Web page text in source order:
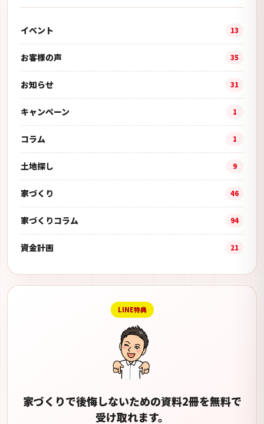
イベント 13
お客様の声 35
お知らせ 31
キャンペーン 1
コラム 1
土地探し 9
家づくり 46
家づくりコラム 94
資金計画 21
LINE特典
家づくりで後悔しないための資料2冊を無料で
受け取れます。